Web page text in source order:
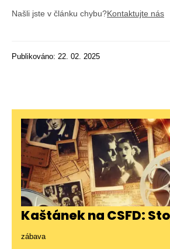
Našli jste v článku chybu?Kontaktujte nás
Publikováno: 22. 02. 2025
Kaštánek na CSFD:
zábava